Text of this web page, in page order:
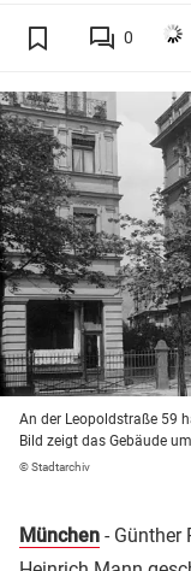
0
An der Leopoldstraße 59
Bild zeigt das Gebäude
© Stadtarchiv
München - Günther